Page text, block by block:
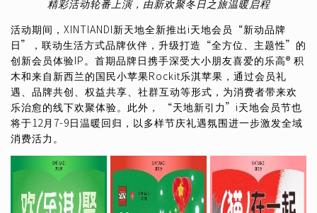
精彩活动轮番上演，由新欢聚冬日之旅温暖启程
活动期间，XINTIANDI新天地全新推出i天地会员“新动品牌
日”，联动生活方式品牌伙伴，升级打造“全方位、主题性”的
创新会员体验IP。首期品牌日携手深受大小朋友喜爱的乐高® 积
木和来自新西兰的国民小苹果Rockit乐淇苹果，通过会员礼
遇、品牌共创、权益共享、社群互动等形式，为消费者带来欢
乐治愈的线下欢聚体验。此外， “天地新引力”i天地会员节也
将于12月7-9日温暖回归，以多样节庆礼遇氛围进一步激发全域
消费活力。